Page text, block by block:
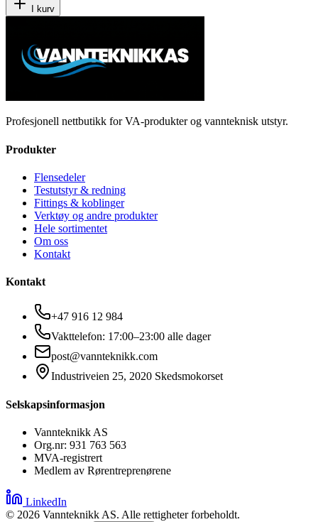
I kurv
Profesjonell nettbutikk for VA-produkter og vannteknisk utstyr.
Produkter
Flensedeler
Testutstyr & redning
Fittings & koblinger
Verktøy og andre produkter
Hele sortimentet
Om oss
Kontakt
Kontakt
+47 916 12 984
Vakttelefon: 17:00–23:00 alle dager
post@vannteknikk.com
Industriveien 25, 2020 Skedsmokorset
Selskapsinformasjon
Vannteknikk AS
Org.nr: 931 763 563
MVA-registrert
Medlem av Rørentreprenørene
LinkedIn
© 2026 Vannteknikk AS. Alle rettigheter forbeholdt.